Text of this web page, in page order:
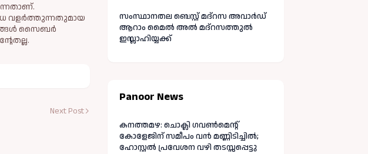
വളര്‍ത്തുന്നതുമായ
സൈബര്‍
Next Post
സംസ്ഥാനതല ബെസ്റ്റ് മദ്റസ അവാർഡ്
ആറാം മൈൽ അൽ മദ്റസത്തുൽ
ഇസ്ലാഹിയ്യക്ക്
Panoor News
കനത്തമഴ: ചൊക്ലി ഗവൺമെന്റ്
കോളേജിന് സമീപം വൻ മണ്ണിടിച്ചിൽ;
ഹോസ്റ്റൽ പ്രവേശന വഴി തടസ്സപ്പെട്ടു